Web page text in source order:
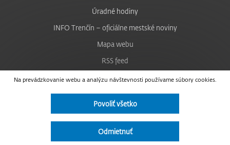
Na prevádzkovanie webu a analýzu návštevnosti používame súbory cookies.
Povoliť všetko
Odmietnuť
Úradné hodiny
INFO Trenčín – oficiálne mestské noviny
Mapa webu
RSS feed
Nastavenie cookies
Facebook
Instagram
Vyhlásenie o prístupnosti